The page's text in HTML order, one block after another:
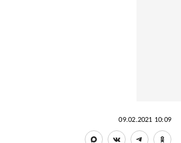
09.02.2021 10:09